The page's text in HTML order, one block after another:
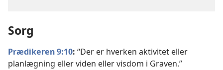
Sorg
Prædikeren 9:10: “Der er hverken aktivitet eller
planlægning eller viden eller visdom i Graven.”